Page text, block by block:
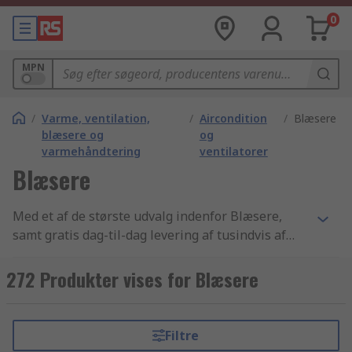
0
MPN
/ Varme, ventilation,
blæsere og
varmehåndtering
/ Aircondition
og
ventilatorer
/ Blæsere
Blæsere
Med et af de største udvalg indenfor Blæsere,
samt gratis dag-til-dag levering af tusindvis af
artikler og komponenter, for ikke at nævne en
betryggende forpligtigelse til kvalitet, er det intet
verden handler online hos RS. På vores
hjemmeside kan du sortere resultaterne af din
272 Produkter vises for Blæsere
Filtre